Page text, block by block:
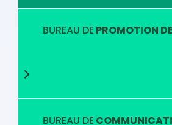
BUREAU DE PROMOTION
BUREAU DE